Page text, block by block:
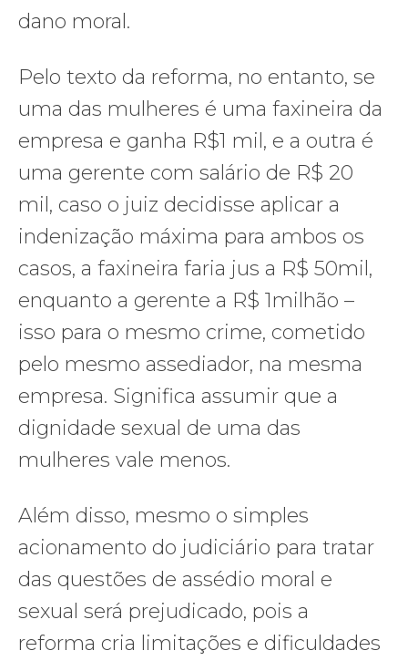
dano moral.
Pelo texto da reforma, no entanto, se
uma das mulheres é uma faxineira da
empresa e ganha R$1 mil, e a outra é
uma gerente com salário de R$ 20
mil, caso o juiz decidisse aplicar a
indenização máxima para ambos os
casos, a faxineira faria jus a R$ 50mil,
enquanto a gerente a R$ 1milhão –
isso para o mesmo crime, cometido
pelo mesmo assediador, na mesma
empresa. Significa assumir que a
dignidade sexual de uma das
mulheres vale menos.
Além disso, mesmo o simples
acionamento do judiciário para tratar
das questões de assédio moral e
sexual será prejudicado, pois a
reforma cria limitações e dificuldades